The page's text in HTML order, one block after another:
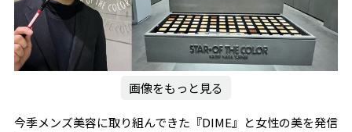
画像をもっと見る
今季メンズ美容に取り組んできた『DIME』と女性の美を発信